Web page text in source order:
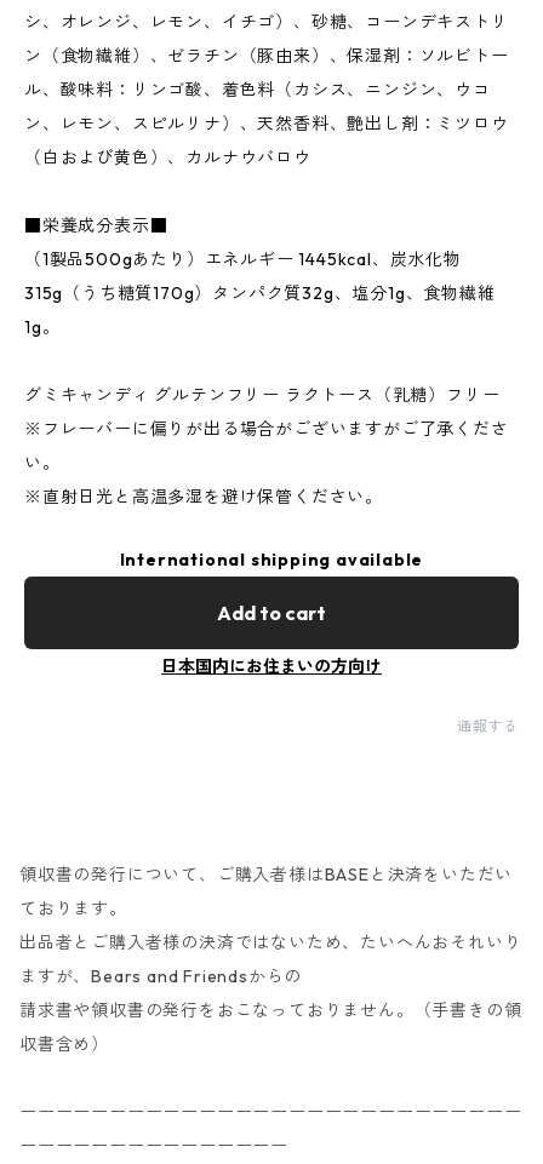
シ、オレンジ、レモン、イチゴ）、砂糖、コーンデキストリ
ン（食物繊維）、ゼラチン（豚由来）、保湿剤：ソルビトー
ル、酸味料：リンゴ酸、着色料（カシス、ニンジン、ウコ
ン、レモン、スピルリナ）、天然香料、艶出し剤：ミツロウ
（白および黄色）、カルナウバロウ
■栄養成分表示■
（1製品500gあたり）エネルギー 1445kcal、炭水化物
315g（うち糖質170g）タンパク質32g、塩分1g、食物繊維
1g。
グミキャンディ グルテンフリー ラクトース（乳糖）フリー
※フレーバーに偏りが出る場合がございますがご了承くださ
い。
※直射日光と高温多湿を避け保管ください。
International shipping available
Add to cart
日本国内にお住まいの方向け
通報する
領収書の発行について、ご購入者様はBASEと決済をいただい
ております。
出品者とご購入者様の決済ではないため、たいへんおそれいり
ますが、Bears and Friendsからの
請求書や領収書の発行をおこなっておりません。（手書きの領
収書含め）
ーーーーーーーーーーーーーーーーーーーーーーーーーーーー
ーーーーーーーーーーーーーーー